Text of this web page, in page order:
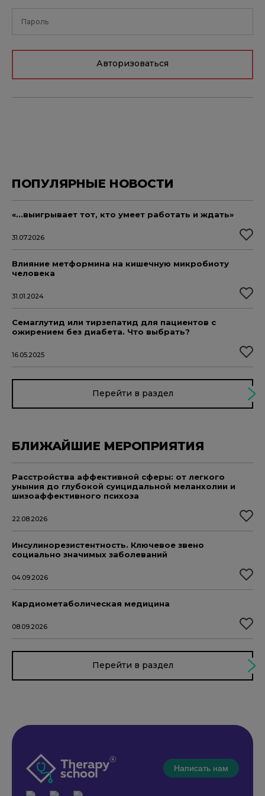
Авторизоваться
ПОПУЛЯРНЫЕ НОВОСТИ
«...выигрывает тот, кто умеет работать и ждать»
31.07.2026
Влияние метформина на кишечную микробиоту
человека
31.01.2024
Семаглутид или тирзепатид для пациентов с
ожирением без диабета. Что выбрать?
16.05.2025
Перейти в раздел
БЛИЖАЙШИЕ МЕРОПРИЯТИЯ
Расстройства аффективной сферы: от легкого
уныния до глубокой суицидальной меланхолии и
шизоаффективного психоза
22.08.2026
Инсулинорезистентность. Ключевое звено
социально значимых заболеваний
04.09.2026
Кардиометаболическая медицина
08.09.2026
Перейти в раздел
Написать нам